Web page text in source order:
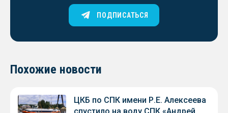
ПОДПИСАТЬСЯ
Похожие новости
ЦКБ по СПК имени Р.Е. Алексеева
спустило на воду СПК «Андрей